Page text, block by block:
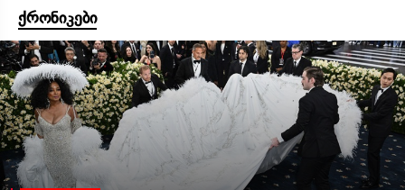
ქრონიკები